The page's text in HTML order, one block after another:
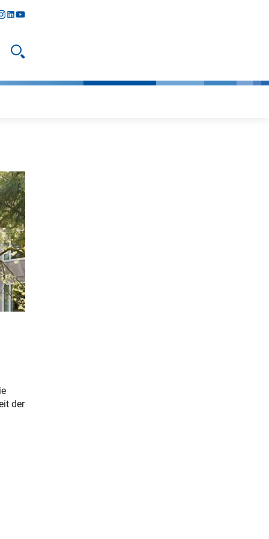
linkedIn
youtube
Suche öffnen
der